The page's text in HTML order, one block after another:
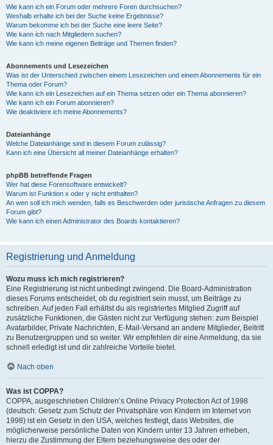
Wie kann ich ein Forum oder mehrere Foren durchsuchen?
Weshalb erhalte ich bei der Suche keine Ergebnisse?
Warum bekomme ich bei der Suche eine leere Seite?
Wie kann ich nach Mitgliedern suchen?
Wie kann ich meine eigenen Beiträge und Themen finden?
Abonnements und Lesezeichen
Was ist der Unterschied zwischen einem Lesezeichen und einem Abonnements für ein
Thema oder Forum?
Wie kann ich ein Lesezeichen auf ein Thema setzen oder ein Thema abonnieren?
Wie kann ich ein Forum abonnieren?
Wie deaktiviere ich meine Abonnements?
Dateianhänge
Welche Dateianhänge sind in diesem Forum zulässig?
Kann ich eine Übersicht all meiner Dateianhänge erhalten?
phpBB betreffende Fragen
Wer hat diese Forensoftware entwickelt?
Warum ist Funktion x oder y nicht enthalten?
An wen soll ich mich wenden, falls es Beschwerden oder juristische Anfragen zu diesem
Forum gibt?
Wie kann ich einen Administrator des Boards kontaktieren?
Registrierung und Anmeldung
Wozu muss ich mich registrieren?
Eine Registrierung ist nicht unbedingt zwingend. Die Board-Administration
dieses Forums entscheidet, ob du registriert sein musst, um Beiträge zu
schreiben. Auf jeden Fall erhältst du als registriertes Mitglied Zugriff auf
zusätzliche Funktionen, die Gästen nicht zur Verfügung stehen: zum Beispiel
Avatarbilder, Private Nachrichten, E-Mail-Versand an andere Mitglieder, Beitritt
zu Benutzergruppen und so weiter. Wir empfehlen dir eine Anmeldung, da sie
schnell erledigt ist und dir zahlreiche Vorteile bietet.
Nach oben
Was ist COPPA?
COPPA, ausgeschrieben Children’s Online Privacy Protection Act of 1998
(deutsch: Gesetz zum Schutz der Privatsphäre von Kindern im Internet von
1998) ist ein Gesetz in den USA, welches festlegt, dass Websites, die
möglicherweise persönliche Daten von Kindern unter 13 Jahren erheben,
hierzu die Zustimmung der Eltern beziehungsweise des oder der